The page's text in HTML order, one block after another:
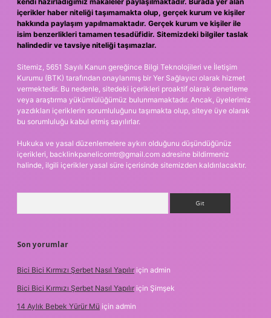
içerikler haber niteliği taşımamakta olup, gerçek kurum ve kişiler
hakkında paylaşım yapılmamaktadır. Gerçek kurum ve kişiler ile
isim benzerlikleri tamamen tesadüfidir. Sitemizdeki bilgiler taslak
halindedir ve tavsiye niteliği taşımazlar.
Sitemiz, 5651 Sayılı Kanun gereğince Bilgi Teknolojileri ve İletişim
Kurumu (BTK) tarafından onaylanmış bir Yer Sağlayıcı olarak hizmet
vermektedir. Bu nedenle, sitedeki içerikleri proaktif olarak denetleme
veya araştırma yükümlülüğümüz bulunmamaktadır. Ancak, üyelerimiz
yazdıkları içeriklerin sorumluluğunu taşımakta olup, siteye üye olarak
bu sorumluluğu kabul etmiş sayılırlar.
Hukuka ve yasal düzenlemelere aykırı olduğunu düşündüğünüz
içerikleri, backlinkpanelicomtr@gmail.com adresine bildirmeniz
halinde, ilgili içerikler yasal süre içerisinde sitemizden kaldırılacaktır.
Son yorumlar
Bici Bici Kırmızı Şerbet Nasıl Yapılır için admin
Bici Bici Kırmızı Şerbet Nasıl Yapılır için Şimşek
14 Aylık Bebek Yürür Mü için admin